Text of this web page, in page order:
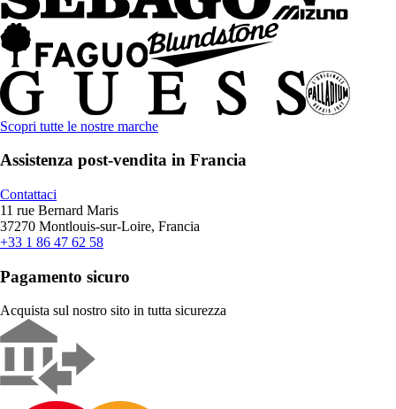
Scopri tutte le nostre marche
Assistenza post-vendita in Francia
Contattaci
11 rue Bernard Maris
37270 Montlouis-sur-Loire, Francia
+33 1 86 47 62 58
Pagamento sicuro
Acquista sul nostro sito in tutta sicurezza